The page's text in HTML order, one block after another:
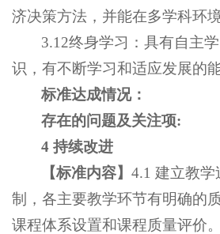
济决策方法，并能在多学科环境
3.12终身学习：具有自主
识，有不断学习和适应发展的能
标准达成情况：
存在的问题及关注项:
4 持续改进
【标准内容】4.1 建立教
制，各主要教学环节有明确的
课程体系设置和课程质量评价